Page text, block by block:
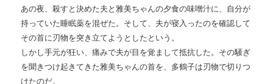
あの夜、殺すと決めた夫と雅美ちゃんの夕食の味噌汁に、自分が
持っていた睡眠薬を混ぜた。そして、夫が寝入ったのを確認して
その首に刃物を突き立てようとしたという。
しかし手元が狂い、痛みで夫が目を覚まして抵抗した。その騒ぎ
を聞きつけ起きてきた雅美ちゃんの首を、多鶴子は刃物で切りつ
けたのだ。